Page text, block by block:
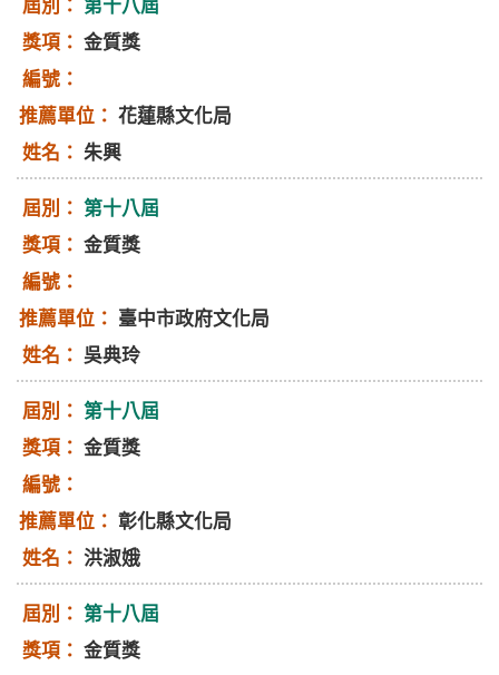
第十八屆
金質獎
花蓮縣文化局
朱興
第十八屆
金質獎
臺中市政府文化局
吳典玲
第十八屆
金質獎
彰化縣文化局
洪淑娥
第十八屆
金質獎